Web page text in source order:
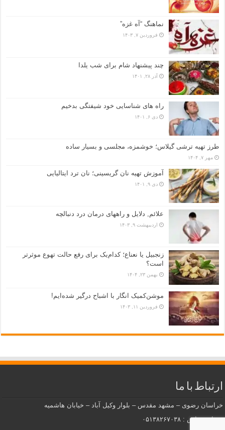
نماهنگ “آه غزه”
فروردین ۷, ۱۴۰۳
چند پیشنهاد شام برای شب یلدا
آذر ۲۸, ۱۴۰۱
راه های شناسایی خود شیفتگی بدخیم
دی ۶, ۱۴۰۱
طرز تهیه ترشی گیلاس؛ خوشمزه، مجلسی و بسیار ساده
مهر ۷, ۱۴۰۴
آموزش تهیه نان گریسینی؛ نان ترد ایتالیایی
دی ۹, ۱۴۰۱
علائم, دلایل و راههای درمان درد دنبالچه
اردیبهشت ۹, ۱۴۰۳
زنجبیل یا نعناع؛ کدام‌یک برای رفع حالت تهوع موثرتر
است؟
بهمن ۲۳, ۱۴۰۴
موشن‌کمیک انگار با اشباح درگیر شده‌ایم!
فروردین ۱۱, ۱۴۰۳
ارتباط با ما
خراسان رضوی – مشهد مقدس – بلوار وکیل آباد – خیابان هاشمیه
شماره تماس : ۰۵۱۳۸۲۶۷۰۳۸